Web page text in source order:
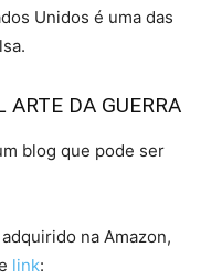
Unidos é uma das
ARTE DA GUERRA
blog que pode ser
na Amazon,
link: